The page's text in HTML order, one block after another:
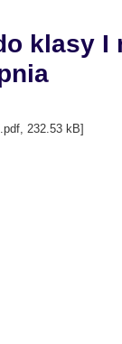
klasy I
232.53 kB]